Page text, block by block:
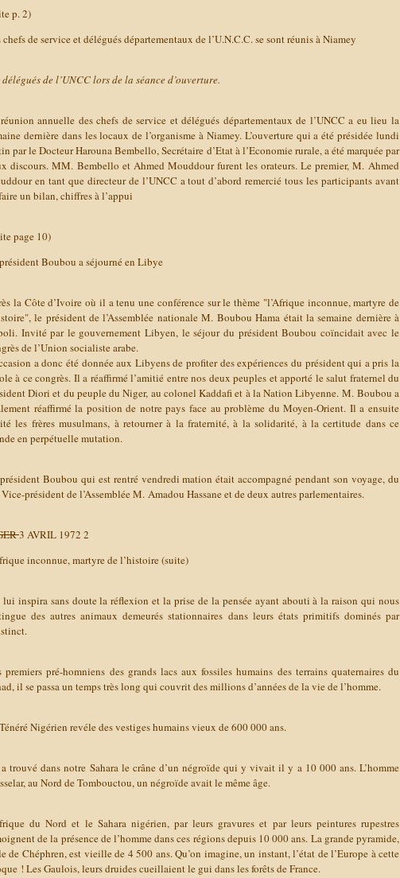
p. 2)
chefs de service et délégués départementaux de l’U.N.C.C. se sont réunis à Niamey
délégués de l’UNCC lors de la séance d’ouverture.
annuelle des chefs de service et délégués départementaux de l’UNCC a eu lieu la
dernière dans les locaux de l’organisme à Niamey. L’ouverture qui a été présidée lundi
par le Docteur Harouna Bembello, Secrétaire d’Etat à l’Economie rurale, a été marquée par
discours. MM. Bembello et Ahmed Mouddour furent les orateurs. Le premier, M. Ahmed
en tant que directeur de l’UNCC a tout d’abord remercié tous les participants avant
un bilan, chiffres à l’appui
page 10)
Boubou a séjourné en Libye
la Côte d’Ivoire où il a tenu une conférence sur le thème "l’Afrique inconnue, martyre de
le président de l’Assemblée nationale M. Boubou Hama était la semaine dernière à
Invité par le gouvernement Libyen, le séjour du président Boubou coïncidait avec le
de l’Union socialiste arabe.
a donc été donnée aux Libyens de profiter des expériences du président qui a pris la
à ce congrès. Il a réaffirmé l’amitié entre nos deux peuples et apporté le salut fraternel du
Diori et du peuple du Niger, au colonel Kaddafi et à la Nation Libyenne. M. Boubou a
réaffirmé la position de notre pays face au problème du Moyen-Orient. Il a ensuite
les frères musulmans, à retourner à la fraternité, à la solidarité, à la certitude dans ce
en perpétuelle mutation.
Boubou qui est rentré vendredi mation était accompagné pendant son voyage, du
Vice-président de l’Assemblée M. Amadou Hassane et de deux autres parlementaires.
3 AVRIL 1972 2
inconnue, martyre de l’histoire (suite)
inspira sans doute la réflexion et la prise de la pensée ayant abouti à la raison qui nous
des autres animaux demeurés stationnaires dans leurs états primitifs dominés par
premiers pré-homniens des grands lacs aux fossiles humains des terrains quaternaires du
il se passa un temps très long qui couvrit des millions d’années de la vie de l’homme.
Nigérien revéle des vestiges humains vieux de 600 000 ans.
trouvé dans notre Sahara le crâne d’un négroïde qui y vivait il y a 10 000 ans. L’homme
au Nord de Tombouctou, un négroïde avait le même âge.
du Nord et le Sahara nigérien, par leurs gravures et par leurs peintures rupestres
de la présence de l’homme dans ces régions depuis 10 000 ans. La grande pyramide,
de Chéphren, est vieille de 4 500 ans. Qu’on imagine, un instant, l’état de l’Europe à cette
! Les Gaulois, leurs druides cueillaient le gui dans les forêts de France.